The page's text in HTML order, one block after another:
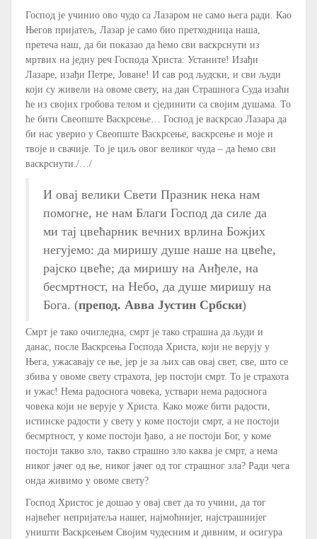
Господ је учинио ово чудо са Лазаром не само њега ради. Као
Његов пријатељ, Лазар је само био претходница наша,
претеча наш, да би показао да ћемо сви васкрснути из
мртвих на једну реч Господа Христа: Устаните! Изађи
Лазаре, изађи Петре, Јоване! И сав род људски, и сви људи
који су живели на овоме свету, на дан Страшнога Суда изаћи
ће из својих гробова телом и сјединити са својим душама. То
ће бити Свеопште Васкрсење… Господ је васкрсао Лазара да
би нас уверио у Свеопште Васкрсење, васкрсење и моје и
твоје и свачије. То је циљ овог великог чуда – да ћемо сви
васкрснути./…/
И овај велики Свети Празник нека нам
помогне, не нам Благи Господ да силе да
ми тај цвећарник вечних врлина Божјих
негујемо: да миришу душе наше на цвеће,
рајско цвеће; да миришу на Анђеле, на
бесмртност, на Небо, да душе миришу на
Бога. (препод. Авва Jустин Србски)
Смрт је тако очигледна, смрт је тако страшна да људи и
данас, после Васкрсења Господа Христа, који не верују у
Њега, ужасавају се ње, јер је за љих сав овај свет, све, што се
збива у овоме свету страхота, јер постоји смрт. То је страхота
и ужас! Нема радоснога човека, уствари нема радоснога
човека који не верује у Христа. Како може бити радости,
истинске радости у свету у коме постоји смрт, а не постоји
бесмртност, у коме постоји ђаво, а не постоји Бог, у коме
постоји такво зло, такво страшно зло каква је смрт, а нема
никог јачег од ње, никог јачег од тог страшног зла? Ради чега
онда живимо у овоме свету?
Господ Христос је дошао у овај свет да то учини, да тог
највећег непријатеља нашег, најмоћнијег, најстрашнијег
уништи Васкрсењем Својим чудесним и дивним, и осигура